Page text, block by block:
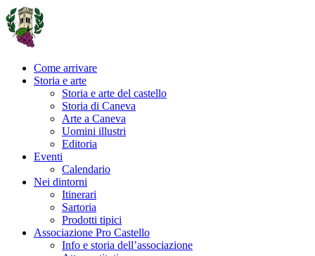
Come arrivare
Storia e arte
Storia e arte del castello
Storia di Caneva
Arte a Caneva
Uomini illustri
Editoria
Eventi
Calendario
Nei dintorni
Itinerari
Sartoria
Prodotti tipici
Associazione Pro Castello
Info e storia dell’associazione